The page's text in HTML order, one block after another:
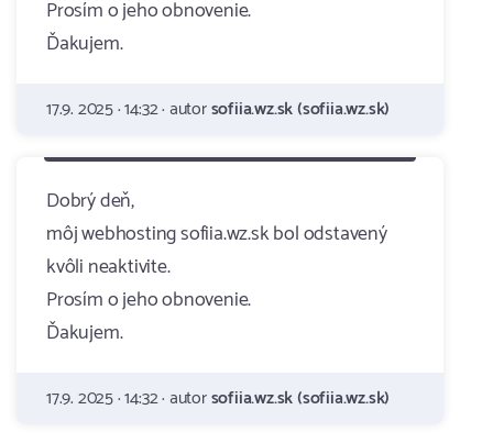
Prosím o jeho obnovenie.
Ďakujem.
17.9. 2025 · 14:32 · autorsofiia.wz.sk (sofiia.wz.sk)
Dobrý deň,
môj webhosting sofiia.wz.sk bol odstavený
kvôli neaktivite.
Prosím o jeho obnovenie.
Ďakujem.
17.9. 2025 · 14:32 · autorsofiia.wz.sk (sofiia.wz.sk)